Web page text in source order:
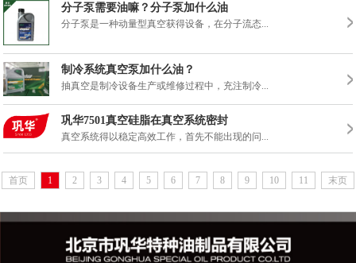
分子泵需要油嘛？分子泵加什么油
分子泵是一种动量型真空获得设备，在分子流态...
制冷系统真空泵加什么油？
抽真空是制冷设备生产或维修过程中，充注制冷...
巩华7501真空硅脂在真空系统密封
真空系统得以稳定高效工作，首先不能出现的问...
首页 1 2 3 4 5 6 7 8 9 10 11 末页